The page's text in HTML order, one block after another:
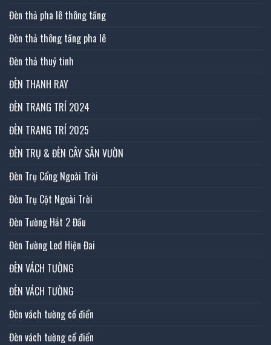
Đèn thả pha lê thông tầng
Đèn thả thông tầng pha lê
Đèn thả thuỷ tinh
ĐÈN THANH RAY
ĐÈN TRANG TRÍ 2024
ĐÈN TRANG TRÍ 2025
ĐÈN TRỤ & ĐÈN CÂY SÂN VƯỜN
Đèn Trụ Cổng Ngoài Trời
Đèn Trụ Cột Ngoài Trời
Đèn Tường Hắt 2 Đầu
Đèn Tường Led Hiện Đai
ĐÈN VÁCH TƯỜNG
ĐÈN VÁCH TƯỜNG
Đèn vách tường cổ điển
Đèn vách tường cổ điển